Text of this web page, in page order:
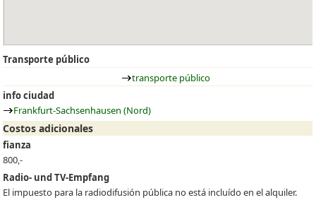
Transporte público
transporte público
info ciudad
Frankfurt-Sachsenhausen (Nord)
Costos adicionales
fianza
800,-
Radio- und TV-Empfang
El impuesto para la radiodifusión pública no está incluído en el alquiler.